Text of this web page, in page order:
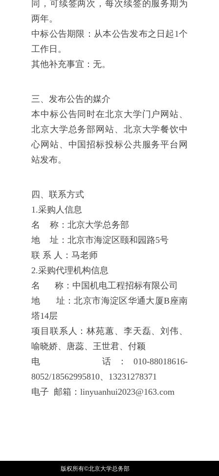
同，可续签两次，每次续签的服务期为
两年。
中标公告期限：从本公告发布之日起1个
工作日。
其他补充事宜：无。
三、发布公告的媒介
本中标公告同时在北京大学门户网站、
北京大学总务部网站、北京大学餐饮中
心网站、中国招标投标公共服务平台网
站发布。
四、联系方式
1.采购人信息
名 称：北京大学总务部
地 址：北京市海淀区颐和园路5号
联 系 人：马老师
2.采购代理机构信息
名 称：中国机电工程招标有限公司
地 址：北京市海淀区华通大厦B座南
塔14层
项目联系人：林苑蕙、李天磊、刘伟、
喻晓娇、唐蕊、王世君、付颖
电 话：010-88018616-
8052/18562995810、13231278371
电子 邮箱：linyuanhui2023@163.com
版权所有©北京大学总务部